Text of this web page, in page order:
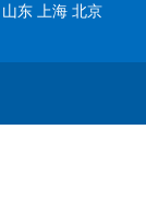
东 上海 北京